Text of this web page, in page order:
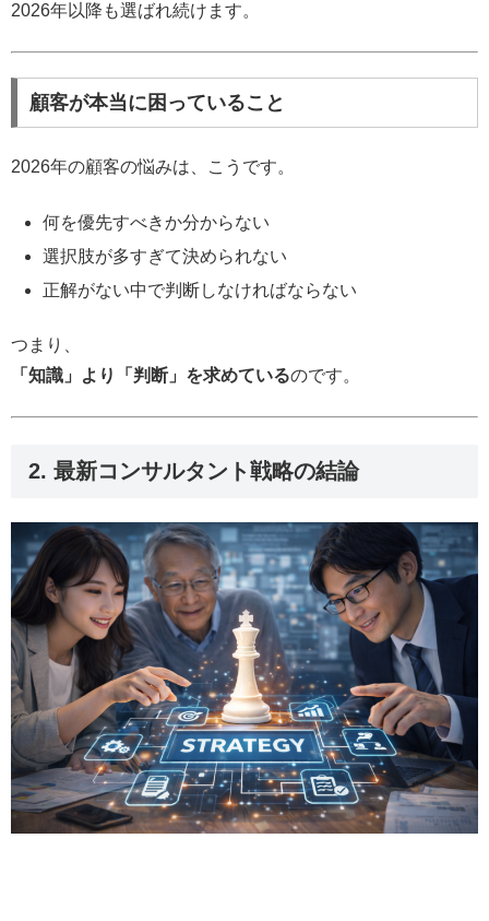
2026年以降も選ばれ続けます。
顧客が本当に困っていること
2026年の顧客の悩みは、こうです。
何を優先すべきか分からない
選択肢が多すぎて決められない
正解がない中で判断しなければならない
つまり、
「知識」より「判断」を求めているのです。
2. 最新コンサルタント戦略の結論